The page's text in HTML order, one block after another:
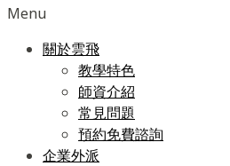
Menu
關於雲飛
教學特色
師資介紹
常見問題
預約免費諮詢
企業外派